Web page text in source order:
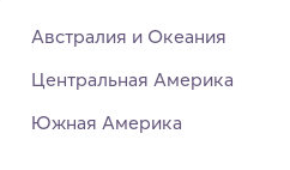
Австралия и Океания
Центральная Америка
Южная Америка